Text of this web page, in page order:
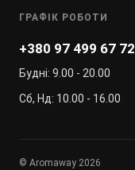
ГРАФІК РОБОТИ
+380 97 499 67 72
Будні: 9.00 - 20.00
Сб, Нд: 10.00 - 16.00
© Aromaway 2026